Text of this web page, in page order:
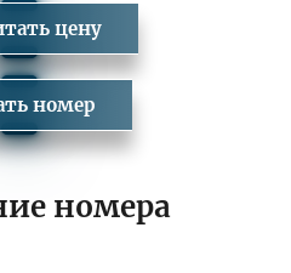
цену
номер
номера